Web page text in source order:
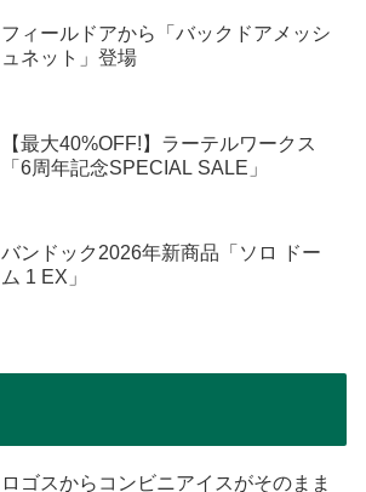
フィールドアから「バックドアメッシ
ュネット」登場
【最大40%OFF!】ラーテルワークス
「6周年記念SPECIAL SALE」
バンドック2026年新商品「ソロ ドー
ム 1 EX」
ロゴスからコンビニアイスがそのまま